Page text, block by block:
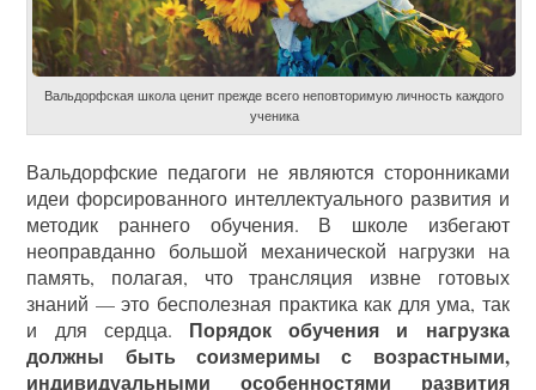
Вальдорфская школа ценит прежде всего неповторимую личность каждого
ученика
Вальдорфские педагоги не являются сторонниками
идеи форсированного интеллектуального развития и
методик раннего обучения. В школе избегают
неоправданно большой механической нагрузки на
память, полагая, что трансляция извне готовых
знаний — это бесполезная практика как для ума, так
и для сердца. Порядок обучения и нагрузка
должны быть соизмеримы с возрастными,
индивидуальными особенностями развития